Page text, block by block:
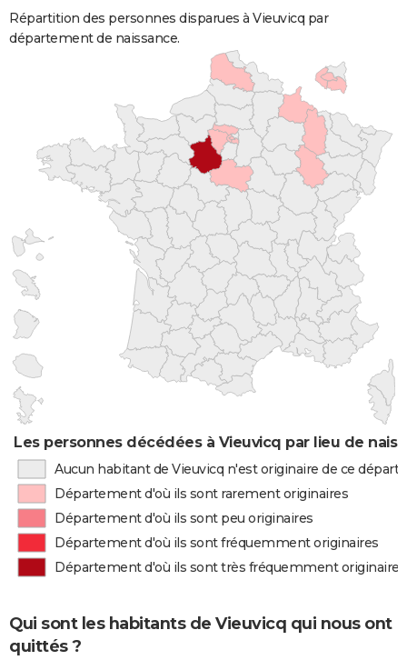
Répartition des personnes disparues à Vieuvicq par
département de naissance.
Les personnes décédées à Vieuvicq par lieu de
Aucun habitant de Vieuvicq n'est originaire de ce
Département d'où ils sont rarement originaires
Département d'où ils sont peu originaires
Département d'où ils sont fréquemment originaires
Département d'où ils sont très fréquemment originaires
Qui sont les habitants de Vieuvicq qui nous ont
quittés ?